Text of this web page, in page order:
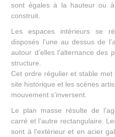
sont égales à la hauteur ou
construit.
Les espaces intérieurs se
disposés l’une au dessus de
autour d’elles l’alternance des
structure.
Cet ordre régulier et stable
site historique et les scènes
mouvement s’inversent.
Le plan masse résulte de
carré et l’autre rectangulaire.
sont à l’extérieur et en acier